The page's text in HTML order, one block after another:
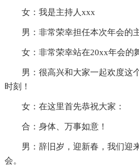
女：我是主持人xxx
男：非常荣幸担任本次年会的
女：非常荣幸站在20xx年会的
男：很高兴和大家一起欢度这
时刻！
女：在这里首先恭祝大家：
合：身体、万事如意！
男：辞旧岁，迎新春，我们
会。